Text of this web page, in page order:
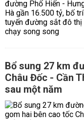
Bổ sung 27 km
Châu Đốc - Cần
sau một năm